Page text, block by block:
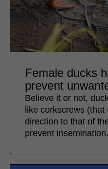
Female ducks
prevent
Believe it or not,
like corkscrews
direction to that of
prevent insemination.